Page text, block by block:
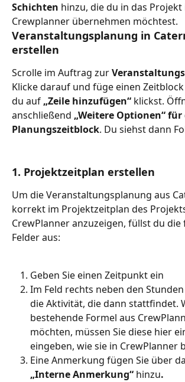
Schichten hinzu, die du in das Projekt
Crewplanner übernehmen möchtest.
Veranstaltungsplanung in
erstellen
Scrolle im Auftrag zur
Klicke darauf und füge einen
du auf „Zeile hinzufügen“ klickst.
anschließend „Weitere Optionen“ für
Planungszeitblock. Du siehst dann
1. Projektzeitplan erstellen
Um die Veranstaltungsplanung aus
korrekt im Projektzeitplan des
CrewPlanner anzuzeigen, füllst du die
Felder aus:
Geben Sie einen Zeitpunkt ein
Im Feld rechts neben den
die Aktivität, die dann stattfindet.
bestehende Formel aus
möchten, müssen Sie diese hier
eingeben, wie sie in CrewPlanner
Eine Anmerkung fügen Sie über
„Interne Anmerkung“ hinzu.